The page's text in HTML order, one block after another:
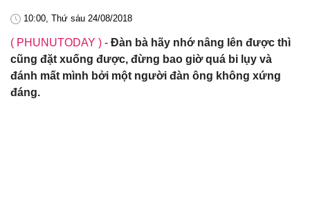
10:00, Thứ sáu 24/08/2018
( PHUNUTODAY ) - Đàn bà hãy nhớ nâng lên được thì
cũng đặt xuống được, đừng bao giờ quá bi lụy và
đánh mất mình bởi một người đàn ông không xứng
đáng.